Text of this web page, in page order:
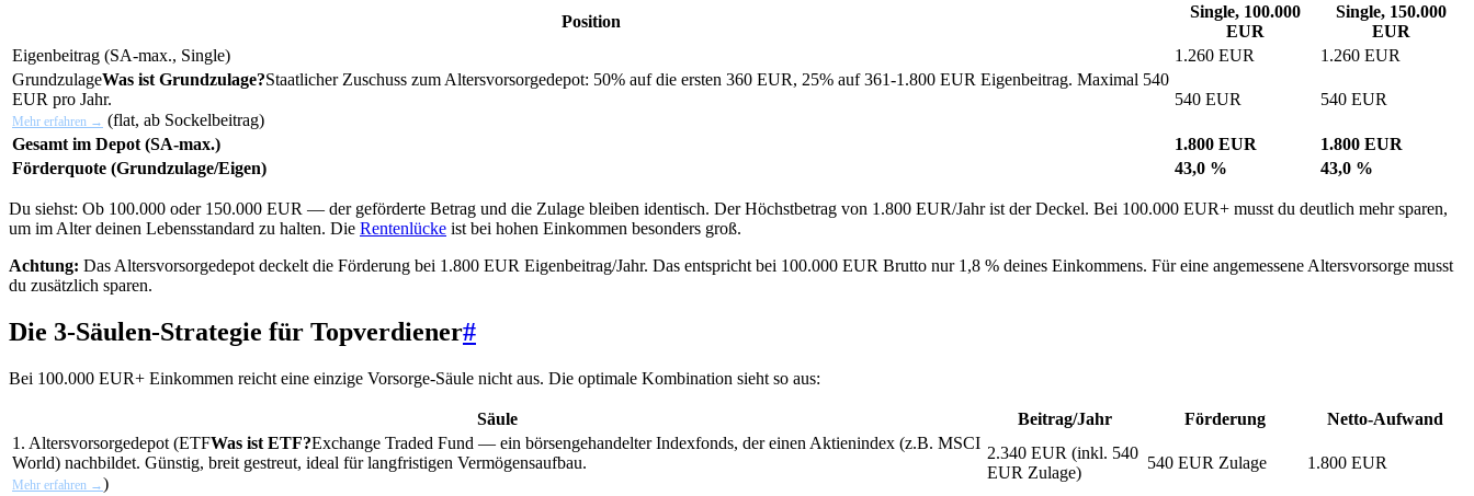
Position
Single, 100.000
EUR
Single, 150.000
EUR
Eigenbeitrag (SA-max., Single)
1.260 EUR
1.260 EUR
GrundzulageWas ist Grundzulage?Staatlicher Zuschuss zum Altersvorsorgedepot: 50% auf die ersten 360 EUR, 25% auf 361-1.800 EUR Eigenbeitrag. Maximal 540
EUR pro Jahr.
Mehr erfahren → (flat, ab Sockelbeitrag)
540 EUR 540 EUR
Gesamt im Depot (SA-max.) 1.800 EUR
1.800 EUR
Förderquote (Grundzulage/Eigen)
43,0 % 43,0 %
Du siehst: Ob 100.000 oder 150.000 EUR — der geförderte Betrag und die Zulage bleiben identisch. Der Höchstbetrag von 1.800 EUR/Jahr ist der Deckel. Bei 100.000 EUR+ musst du deutlich mehr sparen,
um im Alter deinen Lebensstandard zu halten. Die Rentenlücke ist bei hohen Einkommen besonders groß.
Achtung: Das Altersvorsorgedepot deckelt die Förderung bei 1.800 EUR Eigenbeitrag/Jahr. Das entspricht bei 100.000 EUR Brutto nur 1,8 % deines Einkommens. Für eine angemessene Altersvorsorge musst
du zusätzlich sparen.
Die 3-Säulen-Strategie für Topverdiener#
Bei 100.000 EUR+ Einkommen reicht eine einzige Vorsorge-Säule nicht aus. Die optimale Kombination sieht so aus:
Säule Beitrag/Jahr Förderung
Netto-Aufwand
1. Altersvorsorgedepot (ETFWas ist ETF?Exchange Traded Fund — ein börsengehandelter Indexfonds, der einen Aktienindex (z.B. MSCI
World) nachbildet. Günstig, breit gestreut, ideal für langfristigen Vermögensaufbau.
Mehr erfahren →)
2.340 EUR (inkl. 540
EUR Zulage)
540 EUR Zulage 1.800 EUR